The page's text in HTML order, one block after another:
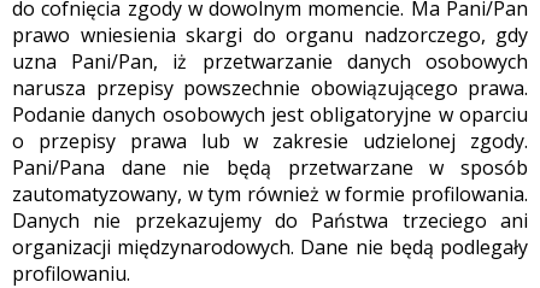
do cofnięcia zgody w dowolnym momencie. Ma Pani/Pan
prawo wniesienia skargi do organu nadzorczego, gdy
uzna Pani/Pan, iż przetwarzanie danych osobowych
narusza przepisy powszechnie obowiązującego prawa.
Podanie danych osobowych jest obligatoryjne w oparciu
o przepisy prawa lub w zakresie udzielonej zgody.
Pani/Pana dane nie będą przetwarzane w sposób
zautomatyzowany, w tym również w formie profilowania.
Danych nie przekazujemy do Państwa trzeciego ani
organizacji międzynarodowych. Dane nie będą podlegały
profilowaniu.